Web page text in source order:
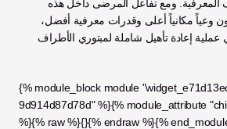
{% module_block module
9d914d87d78d" %}{% module_attribute
%}{% raw %}{}{% endraw %}{%